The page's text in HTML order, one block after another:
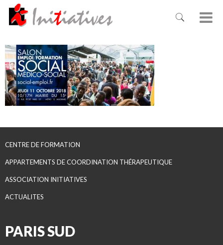
CENTRE DE FORMATION
APPARTEMENTS DE COORDINATION THÉRAPEUTIQUE
ASSOCIATION INITIATIVES
ACTUALITES
PARIS SUD